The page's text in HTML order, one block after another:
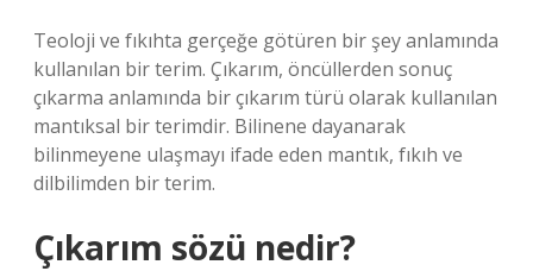
Teoloji ve fıkıhta gerçeğe götüren bir şey anlamında
kullanılan bir terim. Çıkarım, öncüllerden sonuç
çıkarma anlamında bir çıkarım türü olarak kullanılan
mantıksal bir terimdir. Bilinene dayanarak
bilinmeyene ulaşmayı ifade eden mantık, fıkıh ve
dilbilimden bir terim.
Çıkarım sözü nedir?